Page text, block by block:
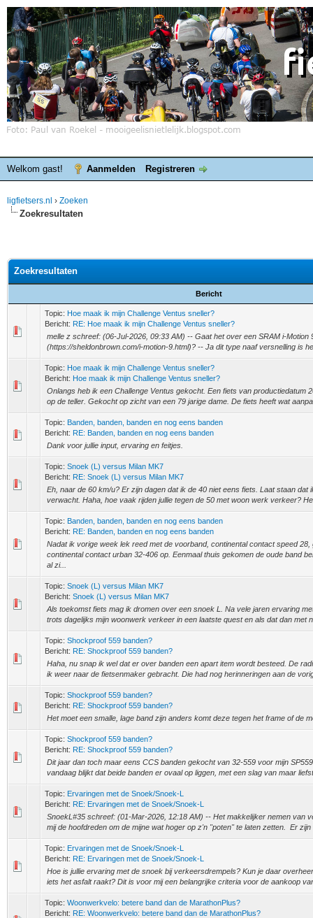
Welkom gast! Aanmelden Registreren
ligfietsers.nl › Zoeken
Zoekresultaten
Zoekresultaten
Bericht
Topic: Hoe maak ik mijn Challenge Ventus sneller?
Bericht: RE: Hoe maak ik mijn Challenge Ventus sneller?
melle z schreef: (06-Jul-2026, 09:33 AM) -- Gaat het over een SRAM i-Motion
(https://sheldonbrown.com/i-motion-9.html)? -- Ja dit type naaf versnelling is
Topic: Hoe maak ik mijn Challenge Ventus sneller?
Bericht: Hoe maak ik mijn Challenge Ventus sneller?
Onlangs heb ik een Challenge Ventus gekocht. Een fiets van productiedatum
op de teller. Gekocht op zicht van een 79 jarige dame. De fiets heeft wat
Topic: Banden, banden, banden en nog eens banden
Bericht: RE: Banden, banden en nog eens banden
Dank voor jullie input, ervaring en feitjes.
Topic: Snoek (L) versus Milan MK7
Bericht: RE: Snoek (L) versus Milan MK7
Eh, naar de 60 km/u? Er zijn dagen dat ik de 40 niet eens fiets. Laat staan dat
verwacht. Haha, hoe vaak rijden jullie tegen de 50 met woon werk verkeer?
Topic: Banden, banden, banden en nog eens banden
Bericht: RE: Banden, banden en nog eens banden
Nadat ik vorige week lek reed met de voorband, continental contact speed 28,
continental contact urban 32-406 op. Eenmaal thuis gekomen de oude band
al zi...
Topic: Snoek (L) versus Milan MK7
Bericht: Snoek (L) versus Milan MK7
Als toekomst fiets mag ik dromen over een snoek L. Na vele jaren ervaring
trots dagelijks mijn woonwerk verkeer in een laatste quest en als dat dan met
Topic: Shockproof 559 banden?
Bericht: RE: Shockproof 559 banden?
Haha, nu snap ik wel dat er over banden een apart item wordt besteed. De
ik weer naar de fietsenmaker gebracht. Die had nog herinneringen aan de
Topic: Shockproof 559 banden?
Bericht: RE: Shockproof 559 banden?
Het moet een smalle, lage band zijn anders komt deze tegen het frame of de
Topic: Shockproof 559 banden?
Bericht: RE: Shockproof 559 banden?
Dit jaar dan toch maar eens CCS banden gekocht van 32-559 voor mijn
vandaag blijkt dat beide banden er ovaal op liggen, met een slag van maar
Topic: Ervaringen met de Snoek/Snoek-L
Bericht: RE: Ervaringen met de Snoek/Snoek-L
SnoekL#35 schreef: (01-Mar-2026, 12:18 AM) -- Het makkelijker nemen van
mij de hoofdreden om de mijne wat hoger op z'n "poten" te laten zetten. Er
Topic: Ervaringen met de Snoek/Snoek-L
Bericht: RE: Ervaringen met de Snoek/Snoek-L
Hoe is jullie ervaring met de snoek bij verkeersdrempels? Kun je daar
iets het asfalt raakt? Dit is voor mij een belangrijke criteria voor de aankoop
Topic: Woonwerkvelo: betere band dan de MarathonPlus?
Bericht: RE: Woonwerkvelo: betere band dan de MarathonPlus?